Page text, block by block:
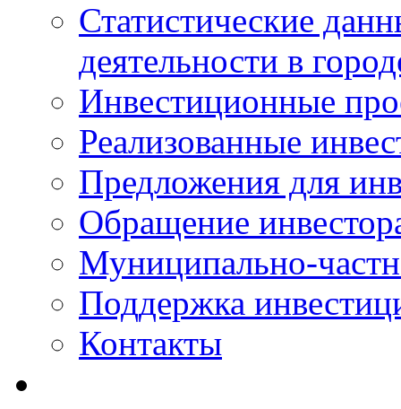
Статистические
деятельности в
Инвестиционные
Реализованные
Предложения для
Обращение
Муниципально-
Поддержка
Контакты